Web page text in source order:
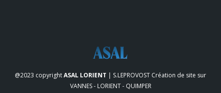
@2023 copyrightASAL LORIENT | S.LEPROVOST Création de site sur
VANNES - LORIENT - QUIMPER